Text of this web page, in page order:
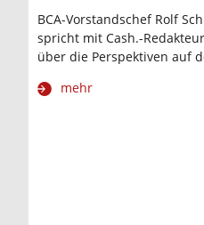
BCA-Vorstandschef Rolf
spricht mit Cash.-
über die Perspektiven auf
mehr